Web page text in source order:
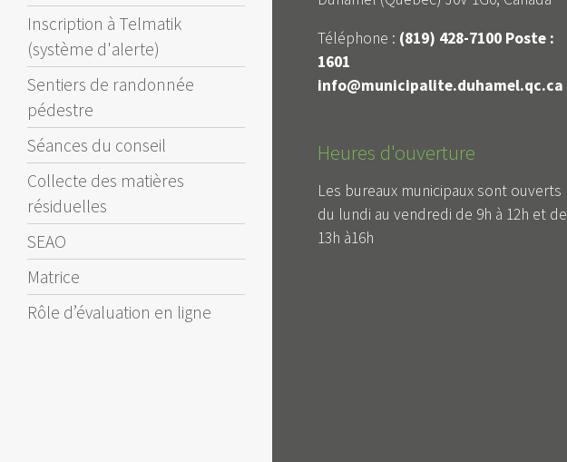
Inscription à Telmatik
(système d'alerte)
Sentiers de randonnée
pédestre
Séances du conseil
Collecte des matières
résiduelles
SEAO
Matrice
Rôle d’évaluation en ligne
Téléphone : (819) 428-7100 Poste :
1601
info@municipalite.duhamel.qc.ca
Heures d'ouverture
Les bureaux municipaux sont ouverts
du lundi au vendredi de 9h à 12h et de
13h à16h